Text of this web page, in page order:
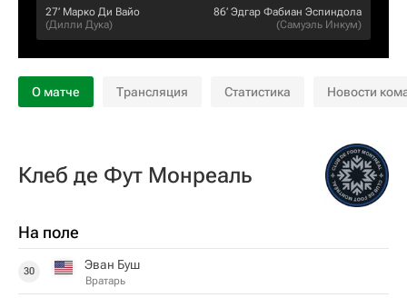
27‎’‎ Марко Ди Вайо
(Дилли Дука)
86‎’‎ Эдгар Фабиан Эспиндола
(Самуэль Инкум)
О матче Трансляция Статистика Новости
Клеб де Фут Монреаль
На поле
30 Эван Буш
Вратарь